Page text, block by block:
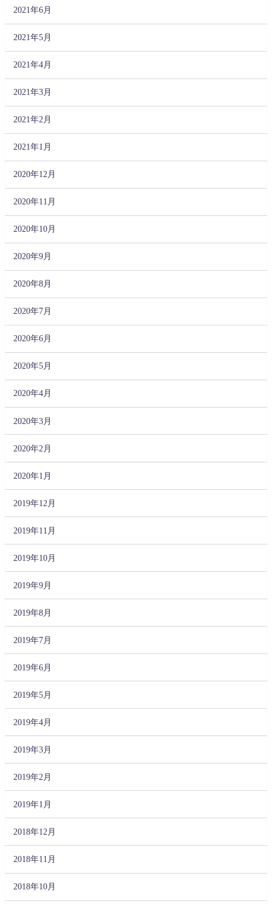
2021年6月
2021年5月
2021年4月
2021年3月
2021年2月
2021年1月
2020年12月
2020年11月
2020年10月
2020年9月
2020年8月
2020年7月
2020年6月
2020年5月
2020年4月
2020年3月
2020年2月
2020年1月
2019年12月
2019年11月
2019年10月
2019年9月
2019年8月
2019年7月
2019年6月
2019年5月
2019年4月
2019年3月
2019年2月
2019年1月
2018年12月
2018年11月
2018年10月